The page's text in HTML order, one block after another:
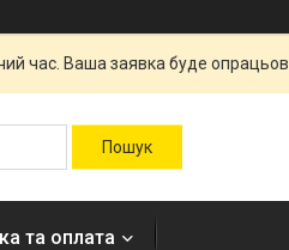
час. Ваша заявка буде
та оплата